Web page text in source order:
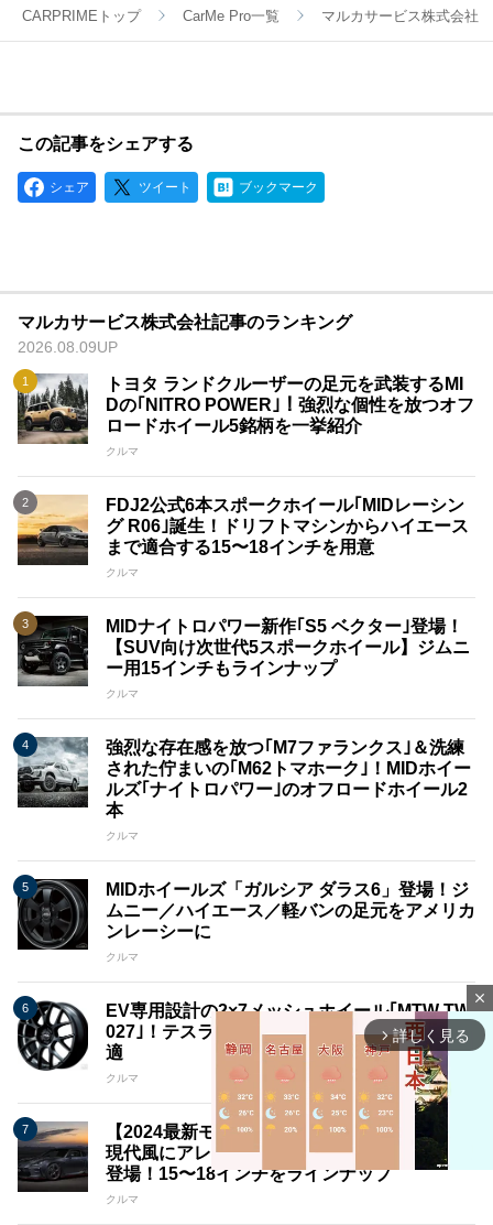
CARPRIMEトップ CarMe Pro一覧 マルカサービス株式会社
この記事をシェアする
シェア ツイート ブックマーク
マルカサービス株式会社記事のランキング
2026.08.09UP
トヨタ ランドクルーザーの足元を武装するMI
Dの｢NITRO POWER｣！強烈な個性を放つオフ
ロードホイール5銘柄を一挙紹介
クルマ
FDJ2公式6本スポークホイール｢MIDレーシン
グ R06｣誕生！ドリフトマシンからハイエース
まで適合する15〜18インチを用意
クルマ
MIDナイトロパワー新作｢S5 ベクター｣登場！
【SUV向け次世代5スポークホイール】ジムニ
ー用15インチもラインナップ
クルマ
強烈な存在感を放つ｢M7ファランクス｣＆洗練
された佇まいの｢M62トマホーク｣！MIDホイー
ルズ｢ナイトロパワー｣のオフロードホイール2
本
クルマ
MIDホイールズ「ガルシア ダラス6」登場！ジ
ムニー／ハイエース／軽バンの足元をアメリカ
ンレーシーに
クルマ
EV専用設計の2×7メッシュホイール｢MTW TW
027｣！テスラ モデル3／BYD ATTO3などに最
適
クルマ
【2024最新モデル】星型5スポークホイールを
現代風にアレンジ『MID RACING TR50』が新
登場！15〜18インチをラインナップ
クルマ
close
arrow_forward_ios 詳しく見る